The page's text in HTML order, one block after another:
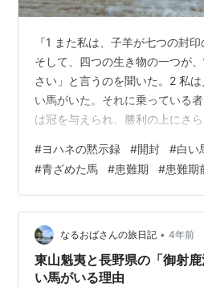
『1 また私は、子羊が七つの封
そして、四つの生き物の一つが
さい」と言うのを聞いた。2 私
い馬がいた。それに乗っている
は冠を与えられ、勝利の上にさ
二の生き物が「来なさい」と言
別の、火のように赤い馬が出て
者は、地から平和を奪い取るこ
いに殺し合うようになるためで
剣が与えられた。5 子羊が第三の
は、第三の生き物が「来なさい
#ヨハネの黙示録 #開封 #白い
#青ざめた馬 #患難期 #患難期
なるおばさんの旅日記 • 4年前
東山魁夷と長野県の「御射
い馬がいる理由